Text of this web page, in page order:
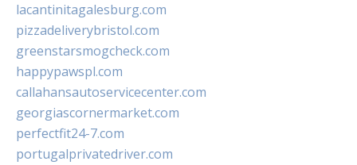
lacantinitagalesburg.com
pizzadeliverybristol.com
greenstarsmogcheck.com
happypawspl.com
callahansautoservicecenter.com
georgiascornermarket.com
perfectfit24-7.com
portugalprivatedriver.com